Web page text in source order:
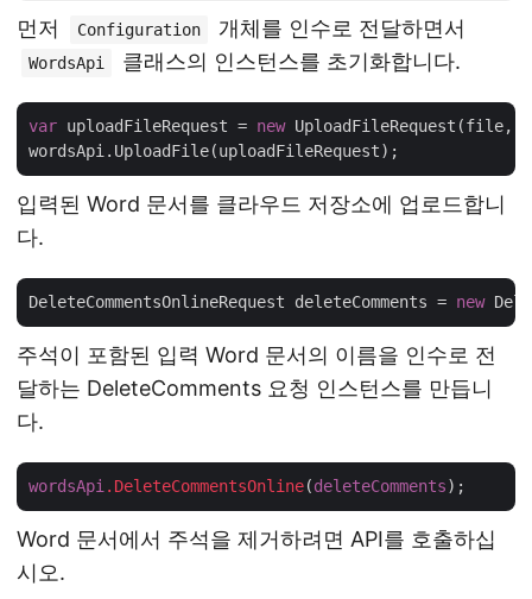
먼저 Configuration 개체를 인수로 전달하면서
WordsApi 클래스의 인스턴스를 초기화합니다.
var uploadFileRequest = new UploadFileRequest(file,
입력된 Word 문서를 클라우드 저장소에 업로드합니
다.
DeleteCommentsOnlineRequest deleteComments = new
주석이 포함된 입력 Word 문서의 이름을 인수로 전
달하는 DeleteComments 요청 인스턴스를 만듭니
다.
wordsApi .DeleteCommentsOnline(deleteComments
Word 문서에서 주석을 제거하려면 API를 호출하십
시오.